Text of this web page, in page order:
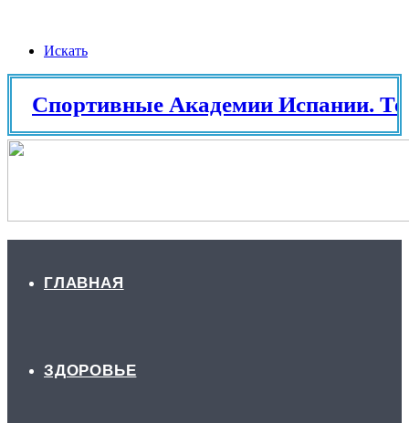
Искать
Академии Испании.
ГЛАВНАЯ
ЗДОРОВЬЕ